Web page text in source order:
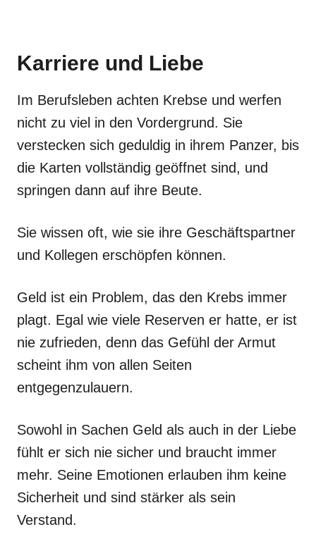
Karriere und Liebe
Im Berufsleben achten Krebse und werfen
nicht zu viel in den Vordergrund. Sie
verstecken sich geduldig in ihrem Panzer, bis
die Karten vollständig geöffnet sind, und
springen dann auf ihre Beute.
Sie wissen oft, wie sie ihre Geschäftspartner
und Kollegen erschöpfen können.
Geld ist ein Problem, das den Krebs immer
plagt. Egal wie viele Reserven er hatte, er ist
nie zufrieden, denn das Gefühl der Armut
scheint ihm von allen Seiten
entgegenzulauern.
Sowohl in Sachen Geld als auch in der Liebe
fühlt er sich nie sicher und braucht immer
mehr. Seine Emotionen erlauben ihm keine
Sicherheit und sind stärker als sein
Verstand.